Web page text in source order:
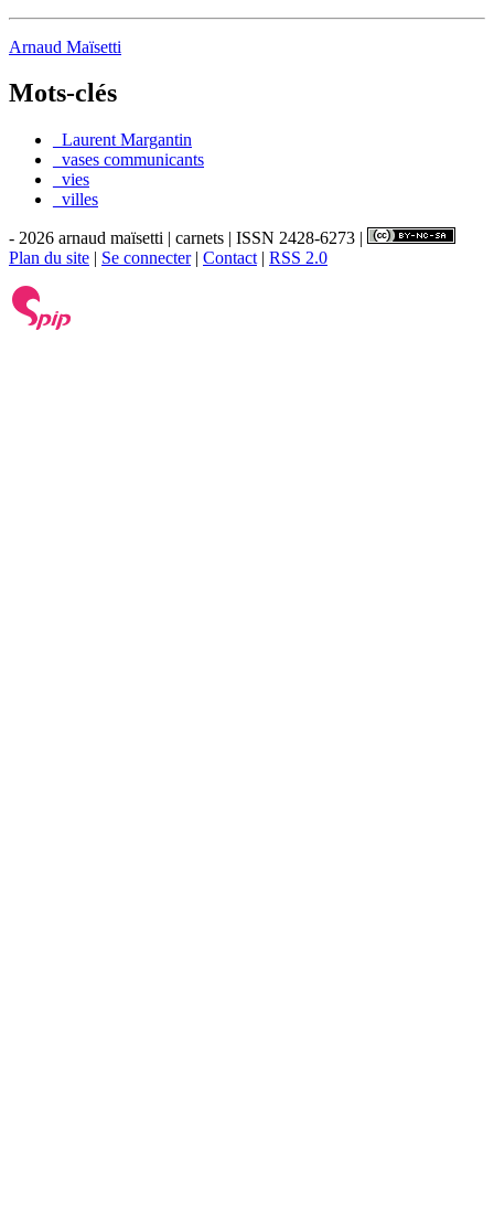
Arnaud Maïsetti
Mots-clés
_Laurent Margantin
_vases communicants
_vies
_villes
- 2026 arnaud maïsetti | carnets | ISSN 2428-6273 |
Plan du site | Se connecter| Contact | RSS 2.0